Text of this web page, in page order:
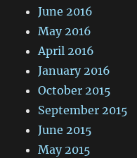
June 2016
May 2016
April 2016
January 2016
October 2015
September 2015
June 2015
May 2015